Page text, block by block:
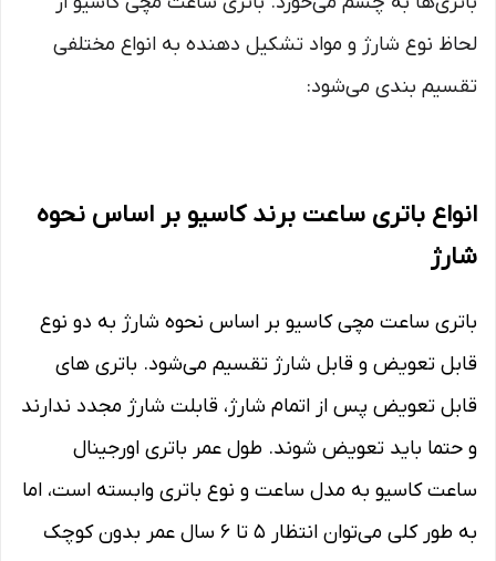
لحاظ نوع شارژ و مواد تشکیل دهنده به انواع مختلفی
تقسیم بندی می‌شود:
انواع باتری ساعت برند کاسیو بر اساس نحوه
شارژ
باتری ساعت مچی کاسیو بر اساس نحوه شارژ به دو نوع
قابل تعویض و قابل شارژ تقسیم می‌شود. باتری‌ های
قابل تعویض پس از اتمام شارژ، قابلت شارژ مجدد ندارند
و حتما باید تعویض شوند. طول عمر باتری اورجینال
ساعت کاسیو به مدل ساعت و نوع باتری وابسته است، اما
به طور کلی می‌توان انتظار ۵ تا ۶ سال عمر بدون کوچک‌